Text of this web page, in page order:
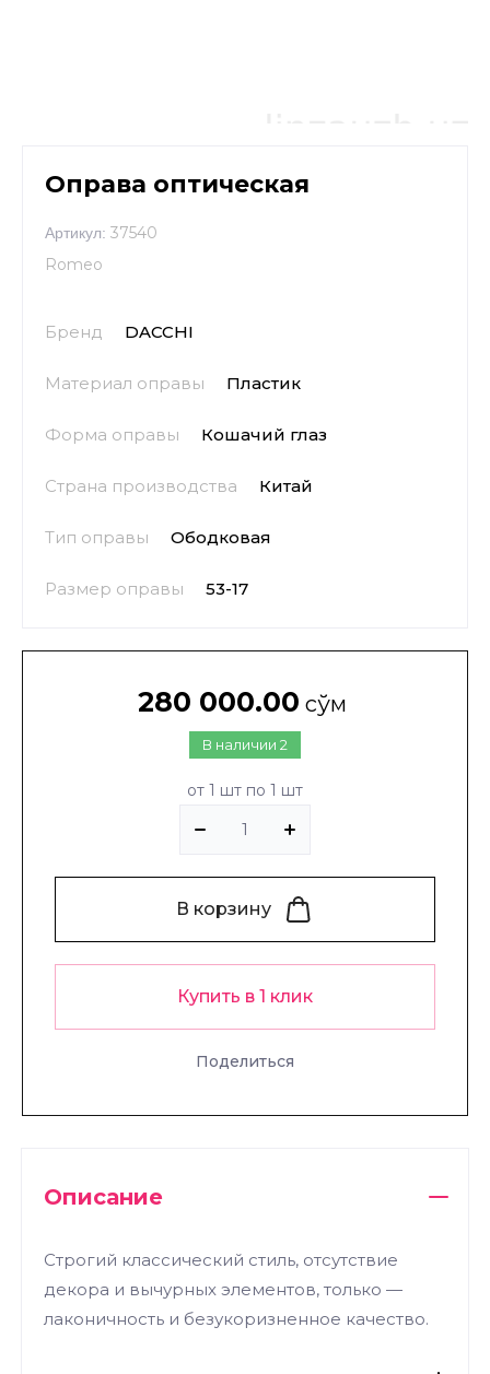
Оправа оптическая
Артикул: 37540
Romeo
Бренд DACCHI
Материал оправы Пластик
Форма оправы Кошачий глаз
Страна производства Китай
Тип оправы Ободковая
Размер оправы 53-17
В наличии 2
280 000.00 сўм
от 1 шт по 1 шт
В корзину
Купить в 1 клик
Поделиться
Описание
Строгий классический стиль, отсутствие
декора и вычурных элементов, только —
лаконичность и безукоризненное качество.